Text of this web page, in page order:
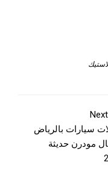
Next
سيارات بالرياض
مودرن حديثة